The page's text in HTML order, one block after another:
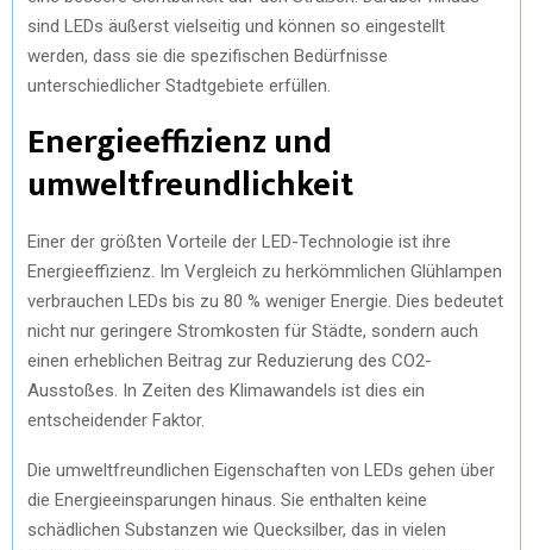
sind LEDs äußerst vielseitig und können so eingestellt
werden, dass sie die spezifischen Bedürfnisse
unterschiedlicher Stadtgebiete erfüllen.
Energieeffizienz und
umweltfreundlichkeit
Einer der größten Vorteile der LED-Technologie ist ihre
Energieeffizienz. Im Vergleich zu herkömmlichen Glühlampen
verbrauchen LEDs bis zu 80 % weniger Energie. Dies bedeutet
nicht nur geringere Stromkosten für Städte, sondern auch
einen erheblichen Beitrag zur Reduzierung des CO2-
Ausstoßes. In Zeiten des Klimawandels ist dies ein
entscheidender Faktor.
Die umweltfreundlichen Eigenschaften von LEDs gehen über
die Energieeinsparungen hinaus. Sie enthalten keine
schädlichen Substanzen wie Quecksilber, das in vielen